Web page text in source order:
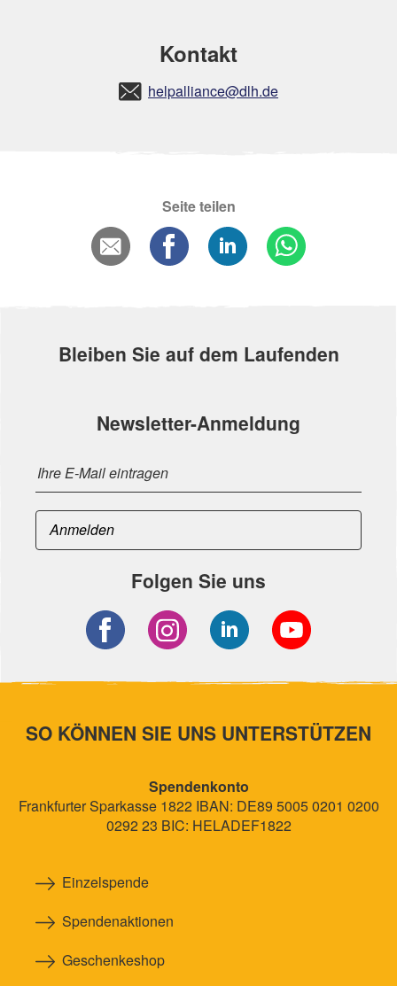
Kontakt
helpalliance@dlh.de
Seite teilen
Bleiben Sie auf dem Laufenden
Newsletter-Anmeldung
Folgen Sie uns
SO KÖNNEN SIE UNS UNTERSTÜTZEN
Spendenkonto
Frankfurter Sparkasse 1822 IBAN: DE89 5005 0201 0200
0292 23 BIC: HELADEF1822
Einzelspende
Spendenaktionen
Geschenkeshop